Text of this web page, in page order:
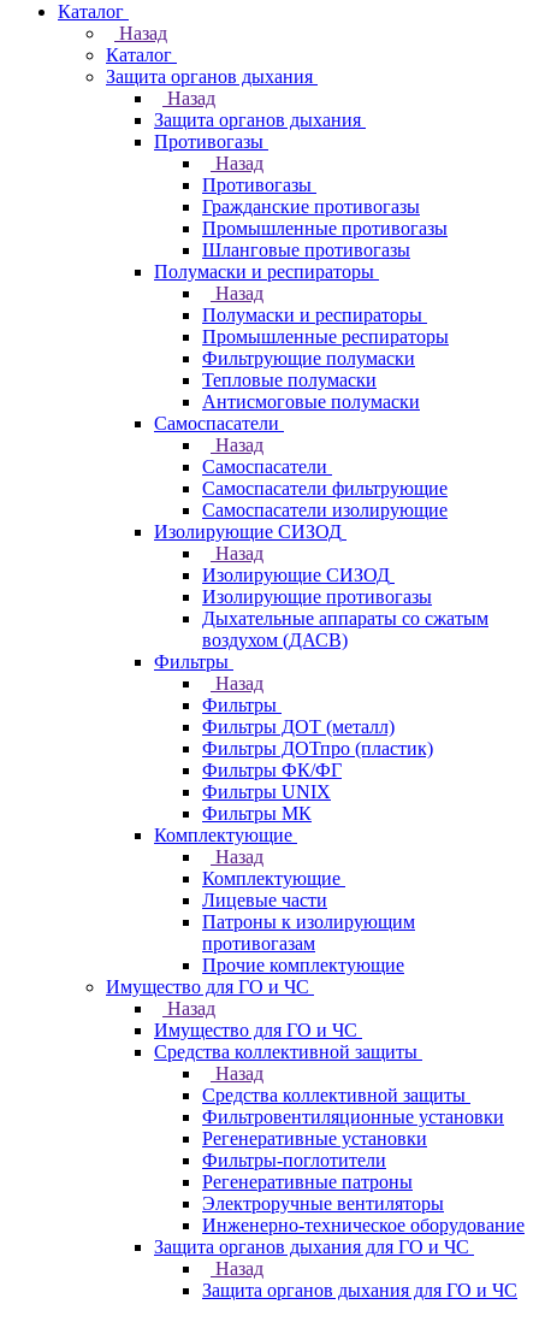
Каталог
Назад
Каталог
Защита органов дыхания
Назад
Защита органов дыхания
Противогазы
Назад
Противогазы
Гражданские противогазы
Промышленные противогазы
Шланговые противогазы
Полумаски и респираторы
Назад
Полумаски и респираторы
Промышленные респираторы
Фильтрующие полумаски
Тепловые полумаски
Антисмоговые полумаски
Самоспасатели
Назад
Самоспасатели
Самоспасатели фильтрующие
Самоспасатели изолирующие
Изолирующие СИЗОД
Назад
Изолирующие СИЗОД
Изолирующие противогазы
Дыхательные аппараты со сжатым
воздухом (ДАСВ)
Фильтры
Назад
Фильтры
Фильтры ДОТ (металл)
Фильтры ДОТпро (пластик)
Фильтры ФК/ФГ
Фильтры UNIX
Фильтры МК
Комплектующие
Назад
Комплектующие
Лицевые части
Патроны к изолирующим
противогазам
Прочие комплектующие
Имущество для ГО и ЧС
Назад
Имущество для ГО и ЧС
Средства коллективной защиты
Назад
Средства коллективной защиты
Фильтровентиляционные установки
Регенеративные установки
Фильтры-поглотители
Регенеративные патроны
Электроручные вентиляторы
Инженерно-техническое оборудование
Защита органов дыхания для ГО и ЧС
Назад
Защита органов дыхания для ГО и ЧС